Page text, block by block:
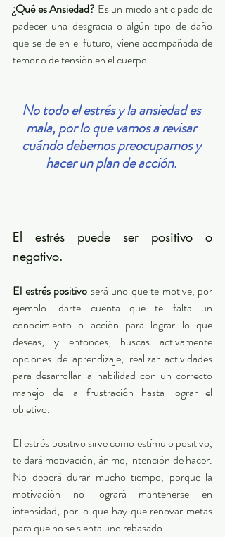
¿Qué es Ansiedad? Es un miedo anticipado de
padecer una desgracia o algún tipo de daño
que se de en el futuro, viene acompañada de
temor o de tensión en el cuerpo.
No todo el estrés y la ansiedad es
mala, por lo que vamos a revisar
cuándo debemos preocuparnos y
hacer un plan de acción.
El estrés puede ser positivo o
negativo.
El estrés positivo será uno que te motive, por
ejemplo: darte cuenta que te falta un
conocimiento o acción para lograr lo que
deseas, y entonces, buscas activamente
opciones de aprendizaje, realizar actividades
para desarrollar la habilidad con un correcto
manejo de la frustración hasta lograr el
objetivo.
El estrés positivo sirve como estímulo positivo,
te dará motivación, ánimo, intención de hacer.
No deberá durar mucho tiempo, porque la
motivación no logrará mantenerse en
intensidad, por lo que hay que renovar metas
para que no se sienta uno rebasado.